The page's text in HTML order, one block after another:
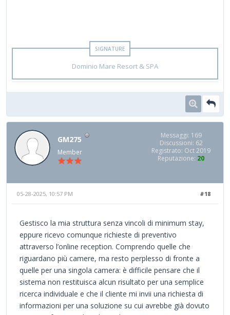
Dominio Mare Resort & SPA
GM275
Member
Messaggi: 169
Discussioni: 62
Registrato: Oct 2019
Reputazione: 20
#18
05-28-2025, 10:57 PM
Gestisco la mia struttura senza vincoli di minimum stay,
eppure ricevo comunque richieste di preventivo
attraverso l’online reception. Comprendo quelle che
riguardano più camere, ma resto perplesso di fronte a
quelle per una singola camera: è difficile pensare che il
sistema non restituisca alcun risultato per una semplice
ricerca individuale e che il cliente mi invii una richiesta di
informazioni per una soluzione su cui avrebbe già dovuto